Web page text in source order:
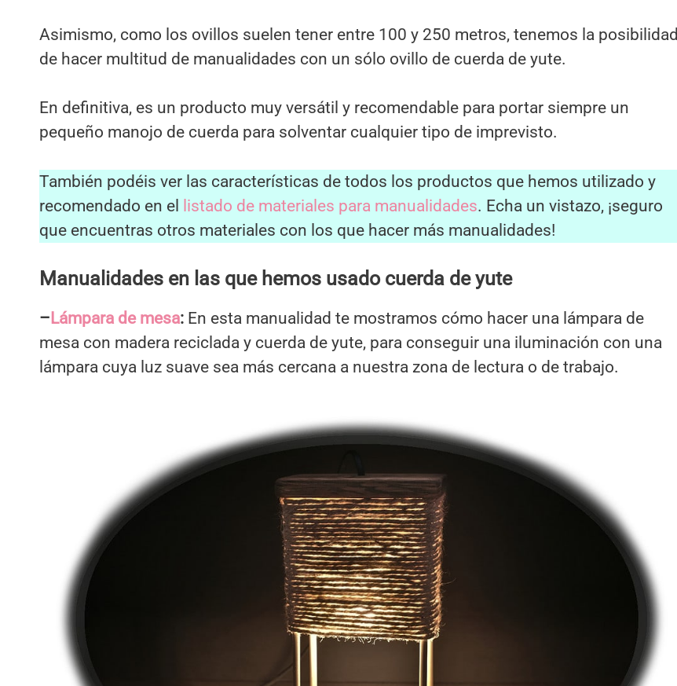
Asimismo, como los ovillos suelen tener entre 100 y 250 metros, tenemos la posibilidad
de hacer multitud de manualidades con un sólo ovillo de cuerda de yute.
En definitiva, es un producto muy versátil y recomendable para portar siempre un
pequeño manojo de cuerda para solventar cualquier tipo de imprevisto.
También podéis ver las características de todos los productos que hemos utilizado y
recomendado en el
listado de materiales para manualidades. Echa un vistazo, ¡seguro
que encuentras otros materiales con los que hacer más manualidades!
Manualidades en las que hemos usado cuerda de yute
– Lámpara de mesa: En esta manualidad te mostramos cómo hacer una lámpara de
mesa con madera reciclada y cuerda de yute, para conseguir una iluminación con una
lámpara cuya luz suave sea más cercana a nuestra zona de lectura o de trabajo.